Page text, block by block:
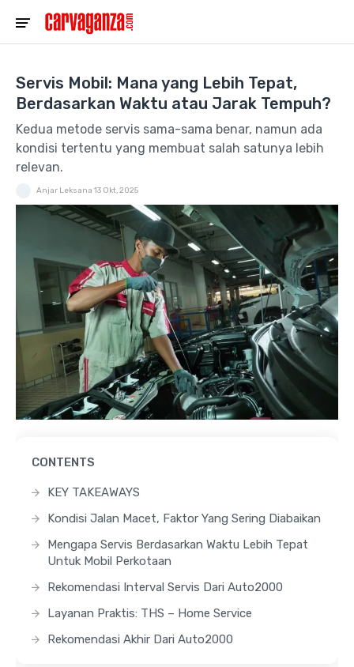
Servis Mobil: Mana yang Lebih Tepat,
Berdasarkan Waktu atau Jarak Tempuh?
Kedua metode servis sama-sama benar, namun ada
kondisi tertentu yang membuat salah satunya lebih
relevan.
Anjar Leksana 13 Okt, 2025
CONTENTS
KEY TAKEAWAYS
Kondisi Jalan Macet, Faktor Yang Sering Diabaikan
Mengapa Servis Berdasarkan Waktu Lebih Tepat
Untuk Mobil Perkotaan
Rekomendasi Interval Servis Dari Auto2000
Layanan Praktis: THS – Home Service
Rekomendasi Akhir Dari Auto2000